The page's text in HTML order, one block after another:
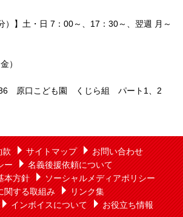
）】土・日 7：00～、17：30～、翌週 月～
）
原口こども園 くじら組 パート1、2
款 サイトマップ
お問い合わせ
ー
名義後援依頼について
本方針
ソーシャルメディアポリシー
関する取組み
リンク集
インボイスについて お役立ち情報